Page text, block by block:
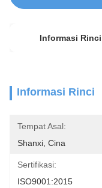
Informasi Rinci
Informasi Rinci
Tempat Asal:
Shanxi, Cina
Sertifikasi:
ISO9001:2015